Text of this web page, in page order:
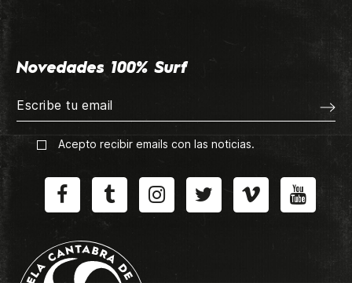
Novedades 100% Surf
Acepto recibir emails con las noticias.